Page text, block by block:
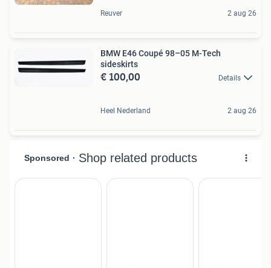
Reuver 2 aug 26
BMW E46 Coupé 98–05 M-Tech
sideskirts
€ 100,00 Details
Heel Nederland 2 aug 26